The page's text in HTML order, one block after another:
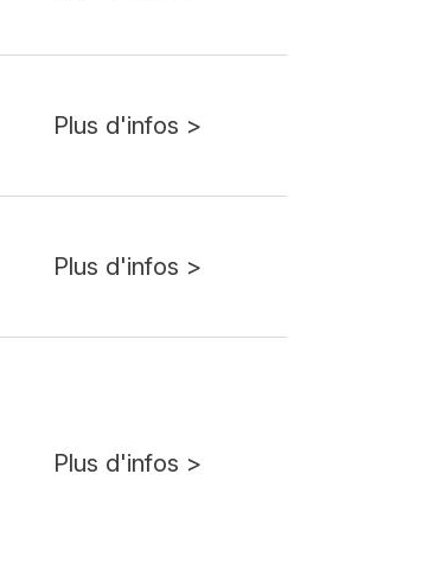
Plus d'infos >
Plus d'infos >
Plus d'infos >